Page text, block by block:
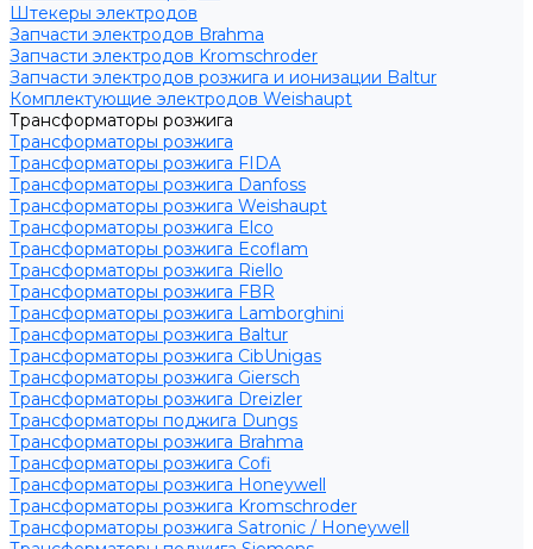
Штекеры электродов
Запчасти электродов Brahma
Запчасти электродов Kromschroder
Запчасти электродов розжига и ионизации Baltur
Комплектующие электродов Weishaupt
Трансформаторы розжига
Трансформаторы розжига
Трансформаторы розжига FIDA
Трансформаторы розжига Danfoss
Трансформаторы розжига Weishaupt
Трансформаторы розжига Elco
Трансформаторы розжига Ecoflam
Трансформаторы розжига Riello
Трансформаторы розжига FBR
Трансформаторы розжига Lamborghini
Трансформаторы розжига Baltur
Трансформаторы розжига CibUnigas
Трансформаторы розжига Giersch
Трансформаторы розжига Dreizler
Трансформаторы поджига Dungs
Трансформаторы розжига Brahma
Трансформаторы розжига Cofi
Трансформаторы розжига Honeywell
Трансформаторы розжига Kromschroder
Трансформаторы розжига Satronic / Honeywell